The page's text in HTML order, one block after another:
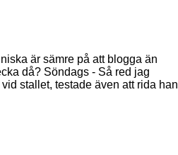
är sämre på att blogga än
då? Söndags - Så red jag
stallet, testade även att rida han